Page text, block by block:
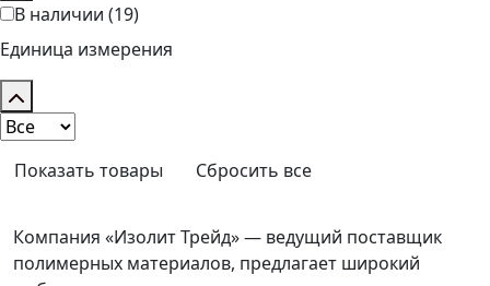
В наличии (19)
Единица измерения
Показать товары Сбросить все
Компания «Изолит Трейд» — ведущий поставщик
полимерных материалов, предлагает широкий